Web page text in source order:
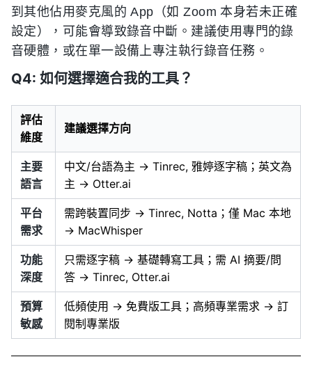
到其他佔用麥克風的 App（如 Zoom 本身若未正確
設定），可能會導致錄音中斷。建議使用專門的錄
音硬體，或在單一設備上專注執行錄音任務。
Q4: 如何選擇適合我的工具？
評估
維度
建議選擇方向
主要
語言
中文/台語為主 → Tinrec, 雅婷逐字稿；英文為
主 → Otter.ai
平台
需求
需跨裝置同步 → Tinrec, Notta；僅 Mac 本地
→ MacWhisper
功能
深度
只需逐字稿 → 基礎轉寫工具；需 AI 摘要/問
答 → Tinrec, Otter.ai
預算
敏感
低頻使用 → 免費版工具；高頻專業需求 → 訂
閱制專業版